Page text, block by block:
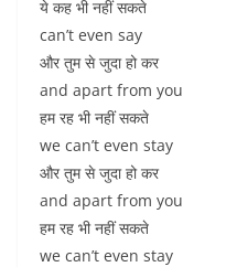
ये कह भी नहीं सकते
can’t even say
और तुम से जुदा हो कर
and apart from you
हम रह भी नहीं सकते
we can’t even stay
और तुम से जुदा हो कर
and apart from you
हम रह भी नहीं सकते
we can’t even stay